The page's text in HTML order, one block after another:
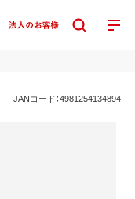
JANコード：4981254134894